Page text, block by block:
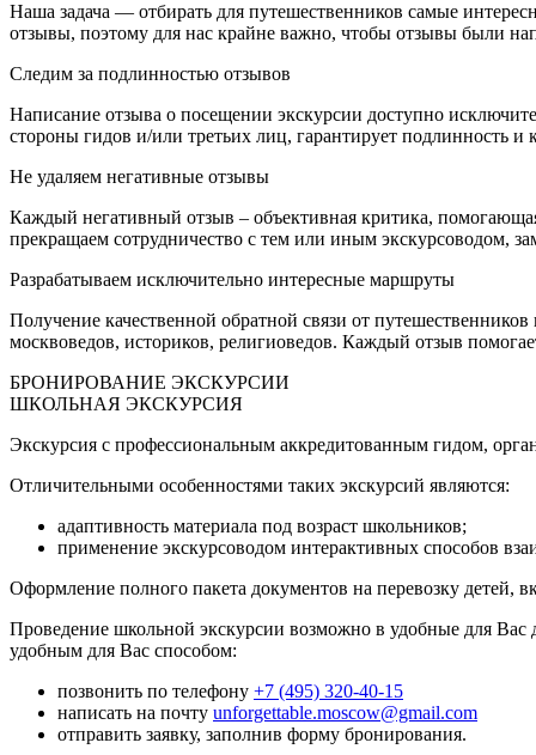
Наша задача — отбирать для путешественников самые
отзывы, поэтому для нас крайне важно, чтобы отзывы были
Следим за подлинностью отзывов
Написание отзыва о посещении экскурсии доступно
стороны гидов и/или третьих лиц, гарантирует подлинность и
Не удаляем негативные отзывы
Каждый негативный отзыв – объективная критика,
прекращаем сотрудничество с тем или иным экскурсоводом,
Разрабатываем исключительно интересные маршруты
Получение качественной обратной связи от
москвоведов, историков, религиоведов. Каждый отзыв
БРОНИРОВАНИЕ ЭКСКУРСИИ
ШКОЛЬНАЯ ЭКСКУРСИЯ
Экскурсия с профессиональным аккредитованным гидом,
Отличительными особенностями таких экскурсий являются:
адаптивность материала под возраст школьников;
применение экскурсоводом интерактивных способов
Оформление полного пакета документов на перевозку детей,
Проведение школьной экскурсии возможно в удобные для
удобным для Вас способом:
позвонить по телефону +7 (495) 320-40-15
написать на почту unforgettable.moscow@gmail.com
отправить заявку, заполнив форму бронирования.